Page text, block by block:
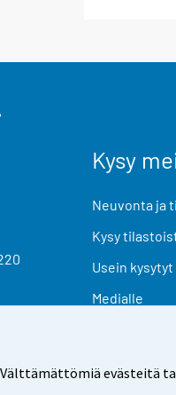
evästeitä
Kysy
Neuvonta ja
Kysy
Usein
Medialle